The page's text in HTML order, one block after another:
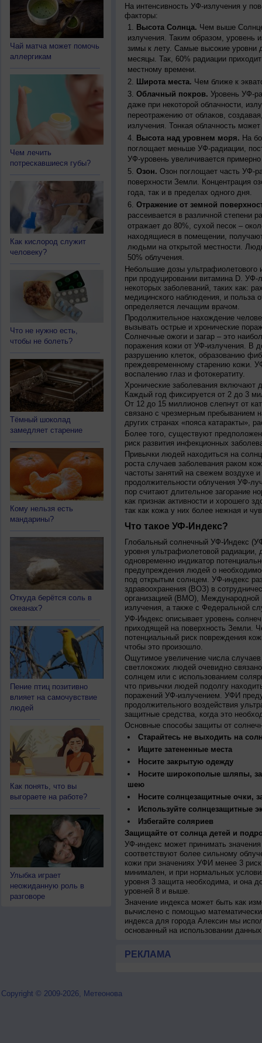
Чай матча может помочь
аллергикам
Чем лечить
потрескавшиеся губы?
Как кислород служит
человеку?
Что не нужно есть,
чтобы не болеть?
Тёмный шоколад
замедляет старение
Кому нельзя есть
мандарины?
Откуда берётся соль в
океанах?
Пение птиц позитивно
влияет на самочувствие
людей
Как понять, что вы
выгораете на работе?
Улыбка играет
неожиданную роль в
разговоре
На интенсивность УФ-излучения у
факторы:
Высота Солнца. Чем выше
излучения. Таким образом, уровень
зимы к лету. Самые высокие уровни
месяцы. Так, 60% радиации
местному времени.
Широта места. Чем ближе к
Облачный покров. Уровень УФ-
даже при некоторой облачности,
переотражению от облаков,
излучения. Тонкая облачность
Высота над уровнем моря. На
поглощает меньше УФ-радиации,
УФ-уровень увеличивается
Озон. Озон поглощает часть УФ-
поверхности Земли. Концентрация
года, так и в пределах одного дня.
Отражение от земной
рассеивается в различной степени
отражает до 80%, сухой песок –
находящиеся в помещении,
людьми на открытой местности.
50% облучения.
Небольшие дозы ультрафиолетового
при продуцировании витамина D.
некоторых заболеваний, таких как:
медицинского наблюдения, и польза
определяется лечащим врачом.
Продолжительное нахождение
вызывать острые и хронические
Солнечные ожоги и загар – это
поражения кожи от УФ-излучения. В
разрушению клеток, образованию
преждевременному старению кожи.
воспалению глаз и фотокератиту.
Хронические заболевания включают
Каждый год фиксируется от 2 до 3
От 12 до 15 миллионов слепнут от
связано с чрезмерным пребыванием
других странах «пояса катаракты»,
Более того, существуют
риск развития инфекционных
Привычки людей находиться на
роста случаев заболевания раком
частоты занятий на свежем воздухе
продолжительности облучения УФ-
пор считают длительное загорание
как признак активности и хорошего
так как кожа у них более нежная и
Что такое УФ-Индекс?
Глобальный солнечный УФ-Индекс
уровня ультрафиолетовой
одновременно индикатор
предупреждения людей о
под открытым солнцем. УФ-индекс
здравоохранения (ВОЗ) в
организацией (ВМО), Международной
излучения, а также с Федеральной
УФ-Индекс описывает уровень
приходящей на поверхность Земли.
потенциальный риск повреждения
чтобы это произошло.
Ощутимое увеличение числа
светлокожих людей очевидно
солнцем или с использованием
что привычки людей подолгу
поражений УФ-излучением. УФИ
продолжительного воздействия
защитные средства, когда это
Основные способы защиты от
Старайтесь не выходить на
Ищите затененные места
Носите закрытую одежду
Носите широкополые шляпы,
шею
Носите солнцезащитные очки,
Используйте солнцезащитные
Избегайте соляриев
Защищайте от солнца детей и
УФ-индекс может принимать
соответствуют более сильному
кожи при значениях УФИ менее 3
минимален, и при нормальных
уровня 3 защита необходима, и она
уровней 8 и выше.
Значение индекса может быть как
вычислено с помощью
индекса для города Алексин мы
основанный на использовании
РЕКЛАМА
Copyright © 2009-2026, Метеонова